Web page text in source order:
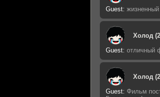
Guest:
Холод
Guest: отличный
Холод
Guest: Фильм